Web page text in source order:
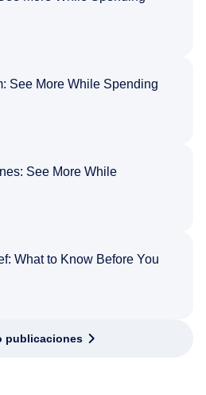
See More While Spending
See More While
What to Know Before You
publicaciones